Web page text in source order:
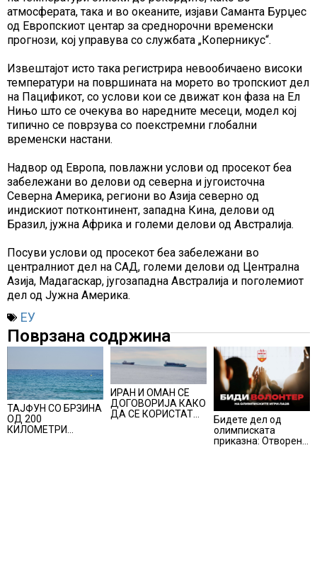
атмосферата, така и во океаните, изјави Саманта Бурџес
од Европскиот центар за среднорочни временски
прогнози, кој управува со службата „Коперникус“.
Извештајот исто така регистрира невообичаено високи
температури на површината на морето во тропскиот дел
на Пацификот, со услови кои се движат кон фаза на Ел
Нињо што се очекува во наредните месеци, модел кој
типично се поврзува со поекстремни глобални
временски настани.
Надвор од Европа, повлажни услови од просекот беа
забележани во делови од северна и југоисточна
Северна Америка, региони во Азија северно од
индискиот потконтинент, западна Кина, делови од
Бразил, јужна Африка и големи делови од Австралија.
Посуви услови од просекот беа забележани во
централниот дел на САД, големи делови од Централна
Азија, Мадагаскар, југозападна Австралија и поголемиот
дел од Јужна Америка.
ЕУ
Поврзана содржина
ТАЈФУН СО БРЗИНА
ОД 200
КИЛОМЕТРИ
ИРАН И ОМАН СЕ
ДОГОВОРИЈА КАКО
ДА СЕ КОРИСТАТ
Бидете дел од
олимписката
приказна: Отворени